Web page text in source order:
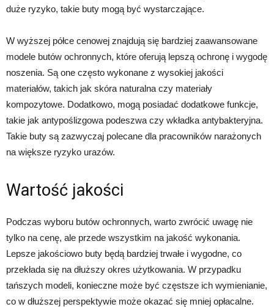
duże ryzyko, takie buty mogą być wystarczające.
W wyższej półce cenowej znajdują się bardziej zaawansowane
modele butów ochronnych, które oferują lepszą ochronę i wygodę
noszenia. Są one często wykonane z wysokiej jakości
materiałów, takich jak skóra naturalna czy materiały
kompozytowe. Dodatkowo, mogą posiadać dodatkowe funkcje,
takie jak antypoślizgowa podeszwa czy wkładka antybakteryjna.
Takie buty są zazwyczaj polecane dla pracowników narażonych
na większe ryzyko urazów.
Wartość jakości
Podczas wyboru butów ochronnych, warto zwrócić uwagę nie
tylko na cenę, ale przede wszystkim na jakość wykonania.
Lepsze jakościowo buty będą bardziej trwałe i wygodne, co
przekłada się na dłuższy okres użytkowania. W przypadku
tańszych modeli, konieczne może być częstsze ich wymienianie,
co w dłuższej perspektywie może okazać się mniej opłacalne.